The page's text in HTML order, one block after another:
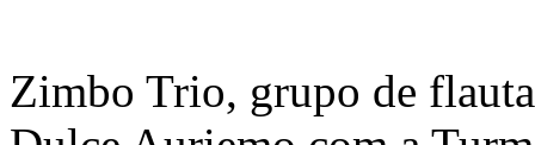
Zimbo Trio, grupo de